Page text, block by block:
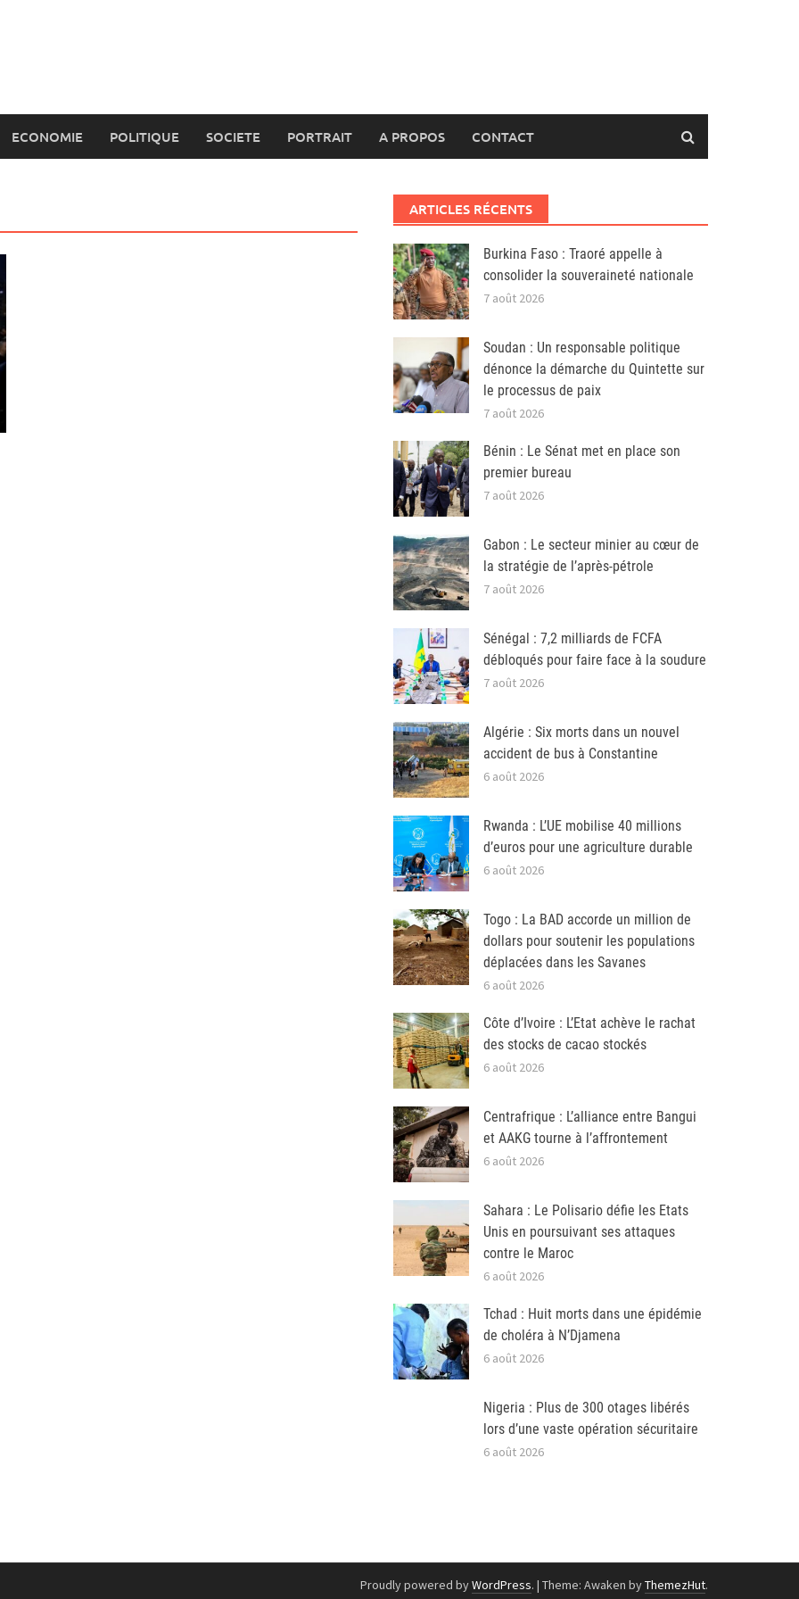
ECONOMIE POLITIQUE SOCIETE PORTRAIT A PROPOS CONTACT
ARTICLES RÉCENTS
Burkina Faso : Traoré appelle à
consolider la souveraineté nationale
7 août 2026
Soudan : Un responsable politique
dénonce la démarche du Quintette sur
le processus de paix
7 août 2026
Bénin : Le Sénat met en place son
premier bureau
7 août 2026
Gabon : Le secteur minier au cœur de
la stratégie de l’après-pétrole
7 août 2026
Sénégal : 7,2 milliards de FCFA
débloqués pour faire face à la soudure
7 août 2026
Algérie : Six morts dans un nouvel
accident de bus à Constantine
6 août 2026
Rwanda : L’UE mobilise 40 millions
d’euros pour une agriculture durable
6 août 2026
Togo : La BAD accorde un million de
dollars pour soutenir les populations
déplacées dans les Savanes
6 août 2026
Côte d’Ivoire : L’Etat achève le rachat
des stocks de cacao stockés
6 août 2026
Centrafrique : L’alliance entre Bangui
et AAKG tourne à l’affrontement
6 août 2026
Sahara : Le Polisario défie les Etats
Unis en poursuivant ses attaques
contre le Maroc
6 août 2026
Tchad : Huit morts dans une épidémie
de choléra à N’Djamena
6 août 2026
Nigeria : Plus de 300 otages libérés
lors d’une vaste opération sécuritaire
6 août 2026
Proudly powered byWordPress. | Theme: Awaken byThemezHut.